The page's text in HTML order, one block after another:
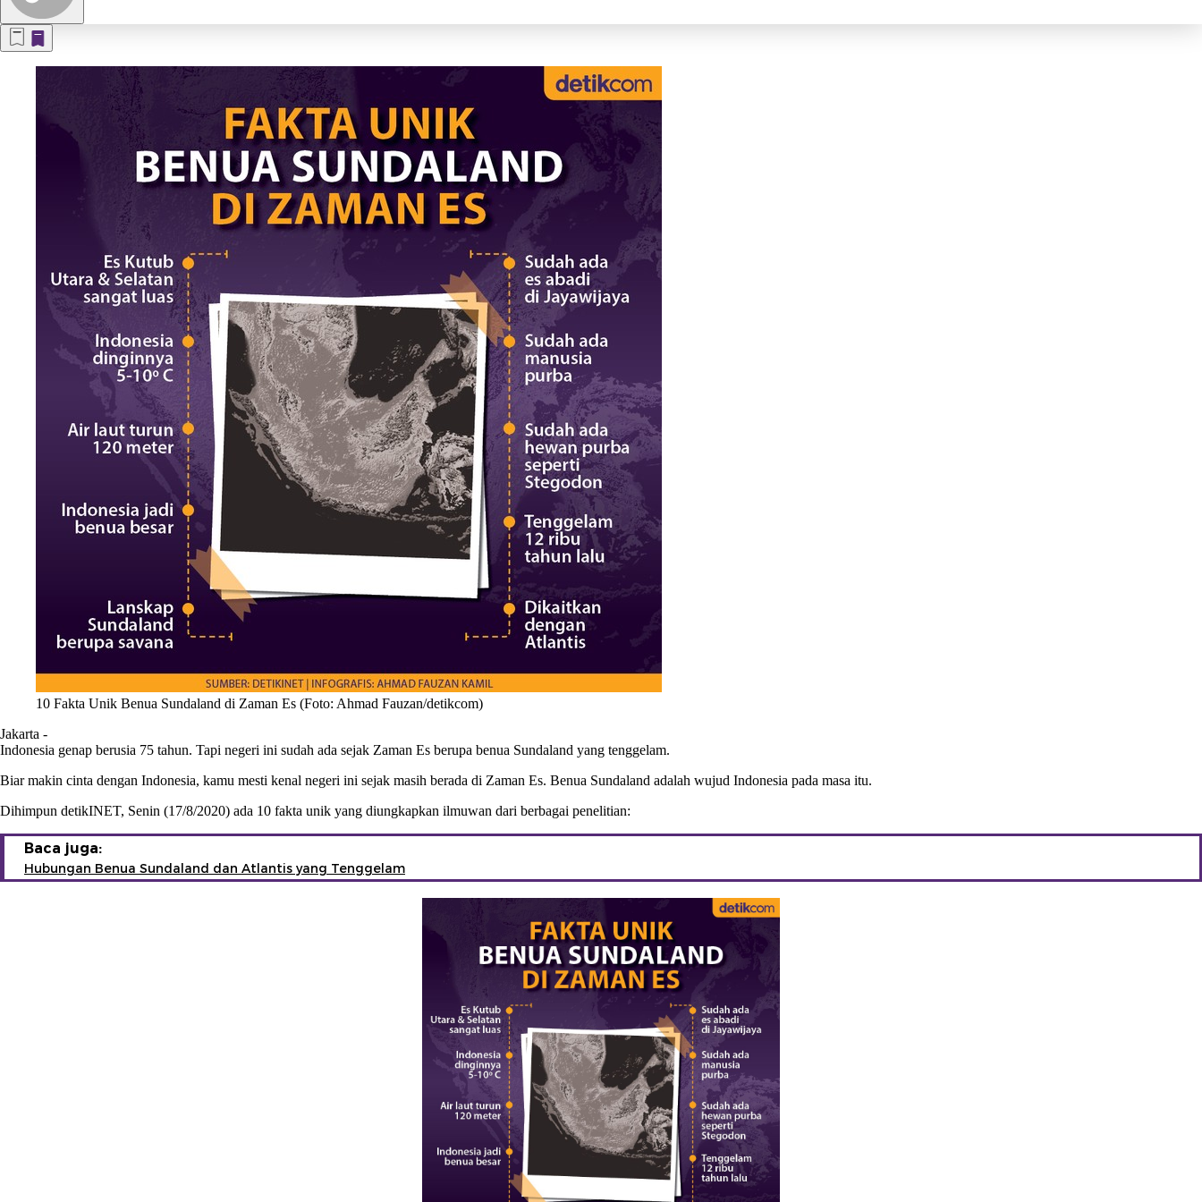
10 Fakta Unik Benua Sundaland di Zaman Es (Foto: Ahmad Fauzan/detikcom)
Jakarta -
Indonesia genap berusia 75 tahun. Tapi negeri ini sudah ada sejak Zaman Es berupa benua Sundaland yang tenggelam.
Biar makin cinta dengan Indonesia, kamu mesti kenal negeri ini sejak masih berada di Zaman Es. Benua Sundaland adalah wujud Indonesia pada masa itu.
Dihimpun detikINET, Senin (17/8/2020) ada 10 fakta unik yang diungkapkan ilmuwan dari berbagai penelitian:
Baca juga:
Hubungan Benua Sundaland dan Atlantis yang Tenggelam